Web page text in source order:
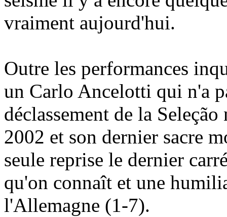
vraiment aujourd'hui.
Outre les performances
un Carlo Ancelotti qui n'a
déclassement de la
2002 et son dernier sacre
seule reprise le dernier
qu'on connaît et une
l'Allemagne (1-7).